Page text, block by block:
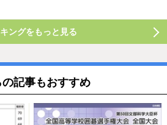
ングをもっと見る
の記事もおすすめ